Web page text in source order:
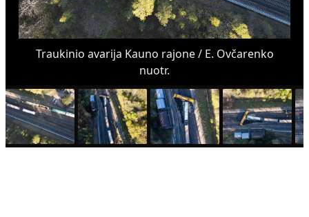
Traukinio avarija Kauno rajone / E. Ovčarenko
nuotr.